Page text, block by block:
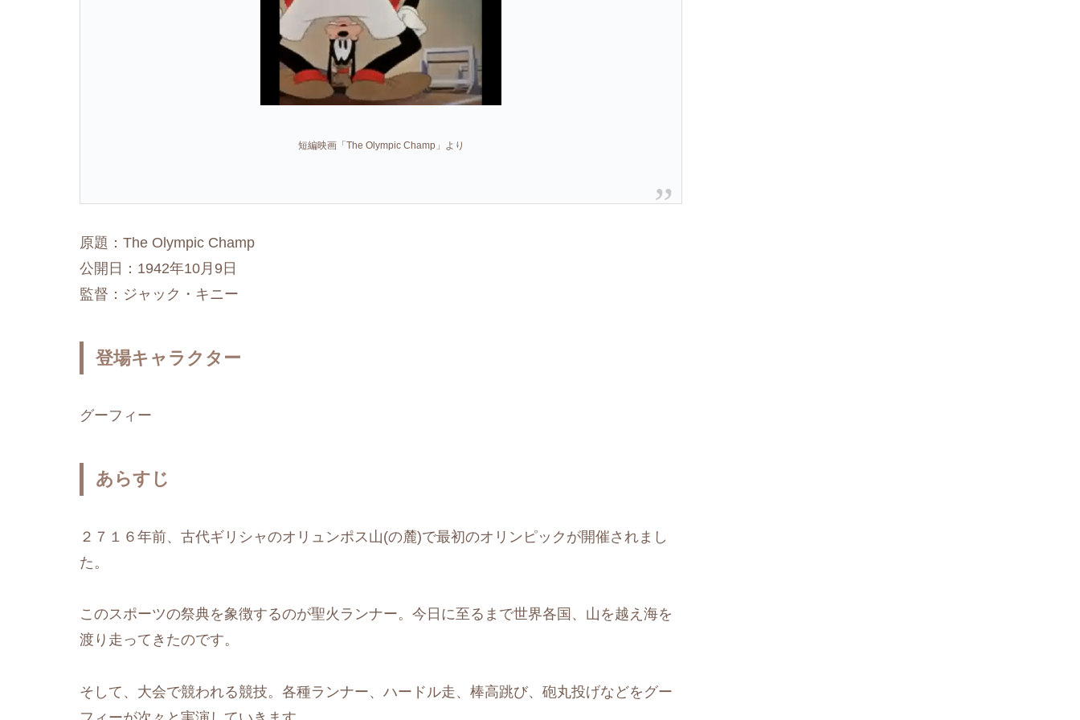
短編映画「The Olympic Champ」より
原題：The Olympic Champ
公開日：1942年10月9日
監督：ジャック・キニー
登場キャラクター
グーフィー
あらすじ
２７１６年前、古代ギリシャのオリュンポス山(の麓)で最初のオリンピックが開催されまし
た。
このスポーツの祭典を象徴するのが聖火ランナー。今日に至るまで世界各国、山を越え海を
渡り走ってきたのです。
そして、大会で競われる競技。各種ランナー、ハードル走、棒高跳び、砲丸投げなどをグー